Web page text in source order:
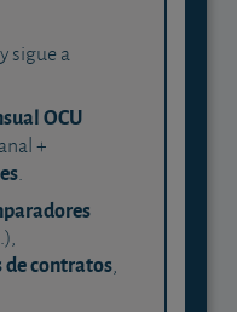
y sigue a
OCU
+
.
de contratos,